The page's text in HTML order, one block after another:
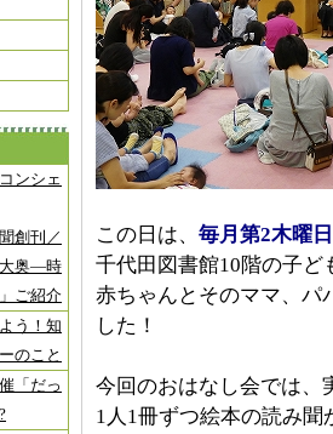
ンシェ
創刊／
奥―時
ご紹介
う！知
のこと
「だっ
この日は、 毎月第2木曜日
千代田図書館10階の子ど
赤ちゃんとそのママ、パ
した！
今回のおはなし会では、
1人1冊ずつ絵本の読み聞